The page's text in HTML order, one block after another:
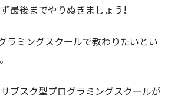
最後までやりぬきましょう!
ラミングスクールで教わりたいとい
ブスク型プログラミングスクールが